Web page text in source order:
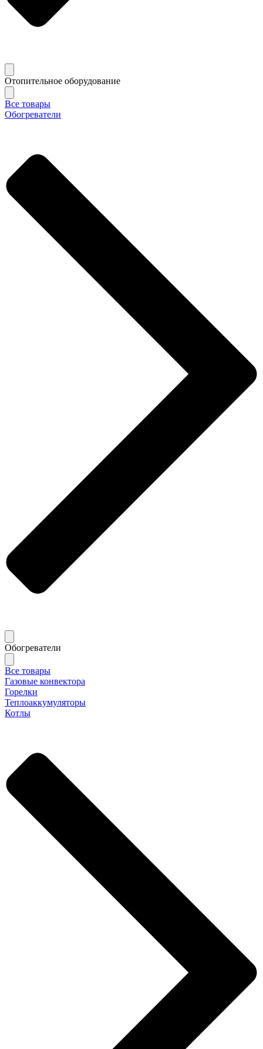
Отопительное оборудование
Все товары
Обогреватели
Обогреватели
Все товары
Газовые конвектора
Горелки
Теплоаккумуляторы
Котлы